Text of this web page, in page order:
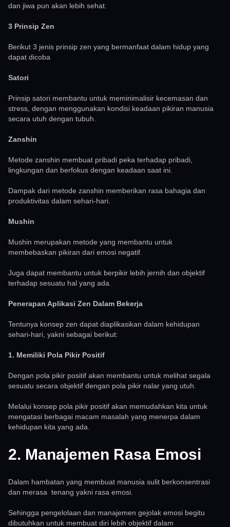
dan jiwa pun akan lebih sehat.
3 Prinsip Zen
Berikut 3 jenis prinsip zen yang bermanfaat dalam hidup yang
dapat dicoba
Satori
Prinsip satori membantu untuk meminimalisir kecemasan dan
stress, dengan menggunakan kondisi keadaan pikiran manusia
secara utuh dengan tubuh.
Zanshin
Metode zanshin membuat pribadi peka terhadap pribadi,
lingkungan dan berfokus dengan keadaan saat ini.
Dampak dari metode zanshin memberikan rasa bahagia dan
produktivitas dalam sehari-hari.
Mushin
Mushin merupakan metode yang membantu untuk
membebaskan pikiran dari emosi negatif.
Juga dapat membantu untuk berpikir lebih jernih dan objektif
terhadap sesuatu hal yang ada.
Penerapan Aplikasi Zen Dalam Bekerja
Tentunya konsep zen dapat diaplikasikan dalam kehidupan
sehari-hari, yakni sebagai berikut:
1. Memiliki Pola Pikir Positif
Dengan pola pikir positif akan membantu untuk melihat segala
sesuatu secara objektif dengan pola pikir nalar yang utuh.
Melalui konsep pola pikir positif akan memudahkan kita untuk
mengatasi berbagai macam masalah yang menerpa dalam
kehidupan kita yang ada.
2. Manajemen Rasa Emosi
Dalam hambatan yang membuat manusia sulit berkonsentrasi
dan merasa tenang yakni rasa emosi.
Sehingga pengelolaan dan manajemen gejolak emosi begitu
dibutuhkan untuk membuat diri lebih objektif dalam